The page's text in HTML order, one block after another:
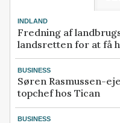
INDLAND
Fredning af
landsretten for at få
BUSINESS
Søren Rasmussen-
topchef hos Tican
BUSINESS